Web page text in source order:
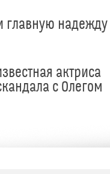
главную надежду
актриса
с Олегом